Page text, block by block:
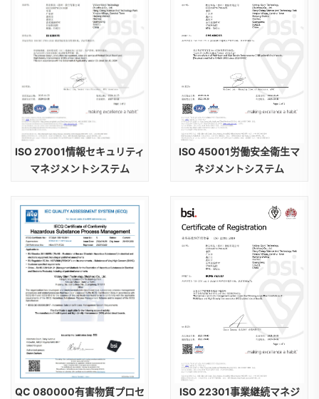
ISO 27001情報セキュリティ
マネジメントシステム
ISO 45001労働安全衛生マ
ネジメントシステム
QC 080000有害物質プロセ
ISO 22301事業継続マネジ